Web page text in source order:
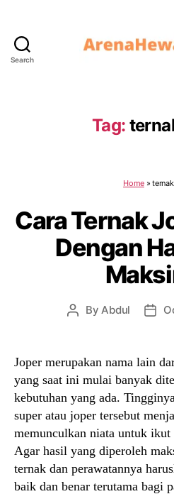
Search
Tag:
Home»
Cara Ternak
Dengan
PostByAbdul
Post
Joper merupakan nama lain
yang saat ini mulai banyak
kebutuhan yang ada.
super atau joper tersebut
memunculkan niata untuk ikut
Agar hasil yang diperoleh
ternak dan perawatannya
baik dan benar terutama bagi